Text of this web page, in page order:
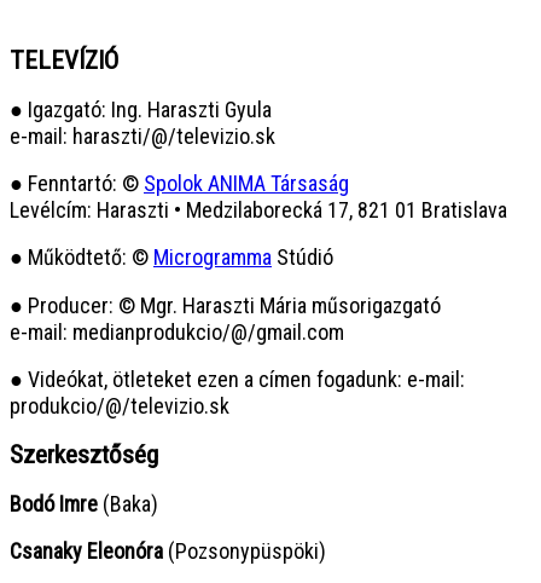
TELEVÍZIÓ
● Igazgató: Ing. Haraszti Gyula
e-mail: haraszti/@/televizio.sk
● Fenntartó: © Spolok ANIMA Társaság
Levélcím: Haraszti • Medzilaborecká 17, 821 01 Bratislava
● Működtető: © Microgramma Stúdió
● Producer: © Mgr. Haraszti Mária műsorigazgató
e-mail: medianprodukcio/@/gmail.com
● Videókat, ötleteket ezen a címen fogadunk: e-mail:
produkcio/@/televizio.sk
Szerkesztőség
Bodó Imre (Baka)
Csanaky Eleonóra (Pozsonypüspöki)